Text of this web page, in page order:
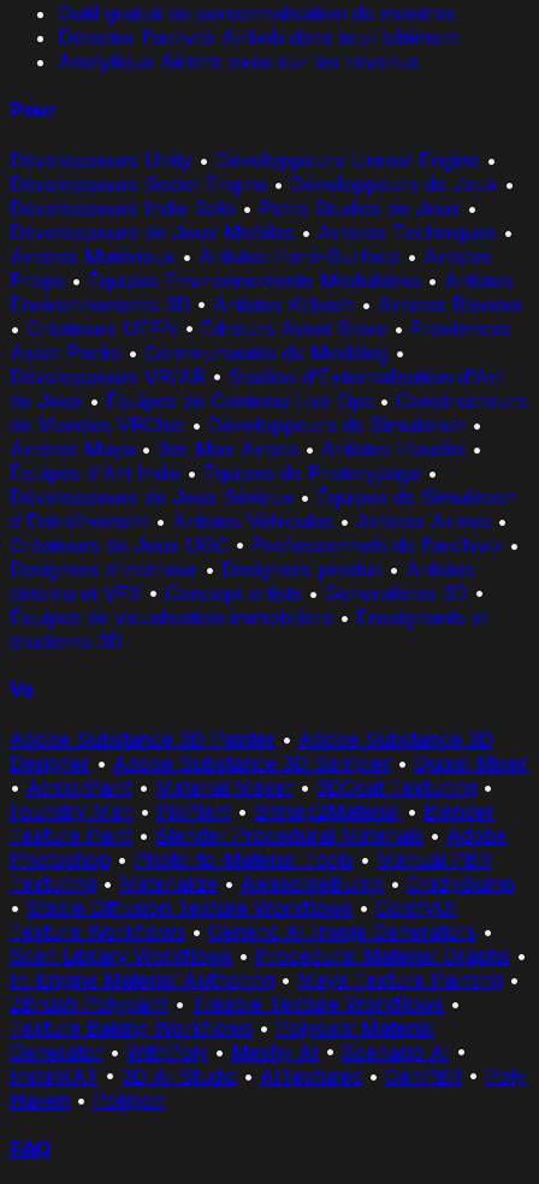
Outil gratuit de personnalisation de montres
Détecter l'activité Airbnb dans tout bâtiment
Analytique Airbnb axée sur les revenus
Pour
Développeurs Unity • Développeurs Unreal Engine •
Développeurs Godot Engine • Développeurs de Jeux •
Développeurs Indie Solo • Petits Studios de Jeux •
Développeurs de Jeux Mobiles • Artistes Techniques •
Artistes Matériaux • Artistes Hard-Surface • Artistes
Props • Équipes Environnements Modulaires • Artistes
Environnements 3D • Artistes Kitbash • Artistes Blender
• Créateurs UEFN • Éditeurs Asset Store • Freelances
Asset Packs • Communautés de Modding •
Développeurs VR/AR • Studios d'Externalisation d'Art
de Jeux • Équipes de Contenu Live Ops • Constructeurs
de Mondes VRChat • Développeurs de Simulation •
Artistes Maya • 3ds Max Artists • Artistes Houdini •
Équipes d'Art Indie • Équipes de Prototypage •
Développeurs de Jeux Sérieux • Équipes de Simulation
d'Entraînement • Artistes Véhicules • Artistes Armes •
Créateurs de Jeux UGC • Professionnels de l'archiviz •
Designers d'intérieur • Designers produit • Artistes
cinema et VFX • Concept artists • Generalistes 3D •
Équipes de visualisation immobilière • Enseignants et
étudiants 3D
Vs
Adobe Substance 3D Painter • Adobe Substance 3D
Designer • Adobe Substance 3D Sampler • Quixel Mixer
• ArmorPaint • Material Maker • 3DCoat Texturing •
Foundry Mari • PixPlant • Bitmap2Material • Blender
Texture Paint • Blender Procedural Materials • Adobe
Photoshop • Photo-to-Material Tools • Manual PBR
Texturing • Materialize • AwesomeBump • CrazyBump
• Stable Diffusion Texture Workflows • ComfyUI
Texture Workflows • Generic AI Image Generators •
Scan Library Workflows • Procedural Material Graphs •
In-Engine Material Authoring • Maya Texture Painting •
ZBrush Polypaint • Tileable Texture Workflows •
Texture Baking Workflows • Polycam Material
Generator • WithPoly • Meshy AI • Scenario AI •
InstaMAT • 3D AI Studio • AITextured • GenPBR • Poly
Haven • Poliigon
FAQ